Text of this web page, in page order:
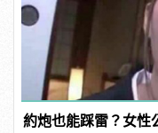
約炮也能踩雷？女性